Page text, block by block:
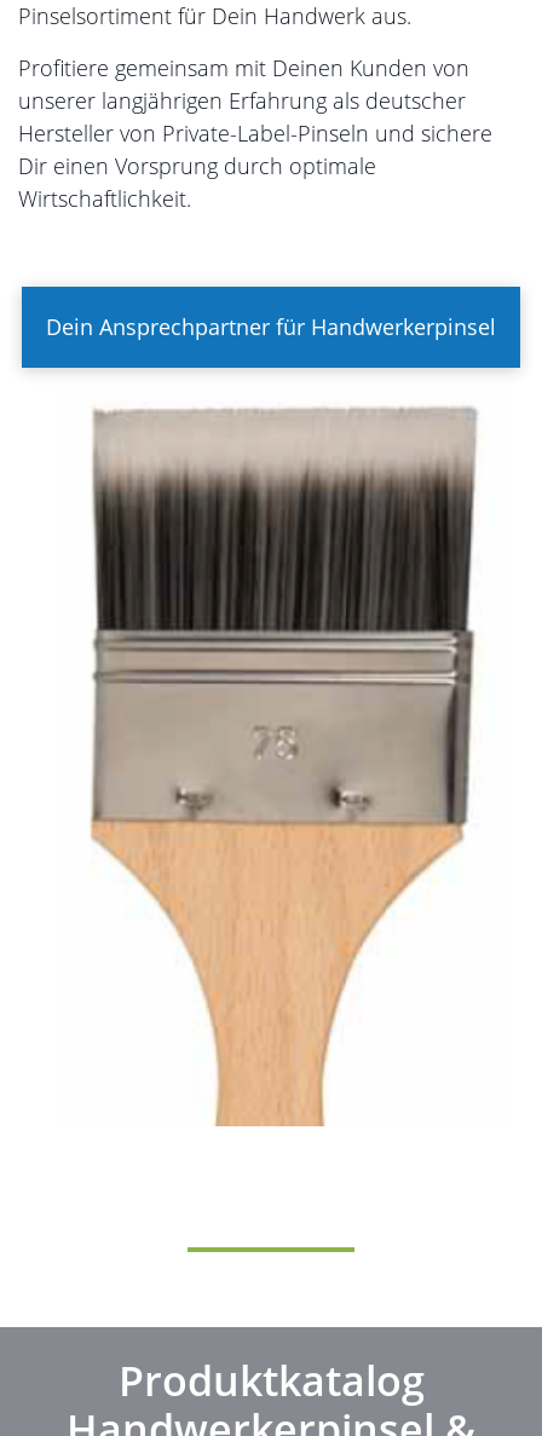
Pinselsortiment für Dein Handwerk aus.
Profitiere gemeinsam mit Deinen Kunden von
unserer langjährigen Erfahrung als deutscher
Hersteller von Private-Label-Pinseln und sichere
Dir einen Vorsprung durch optimale
Wirtschaftlichkeit.
Dein Ansprechpartner für Handwerkerpinsel
Produktkatalog